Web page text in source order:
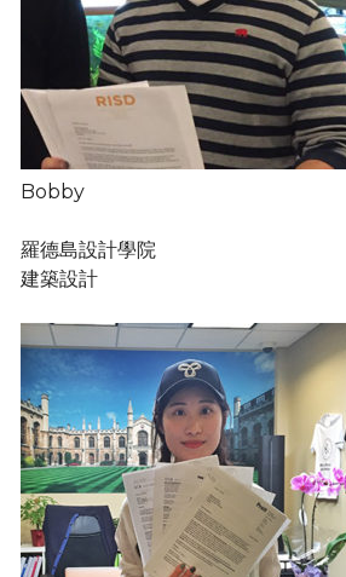
Bobby
羅德島設計學院
建築設計